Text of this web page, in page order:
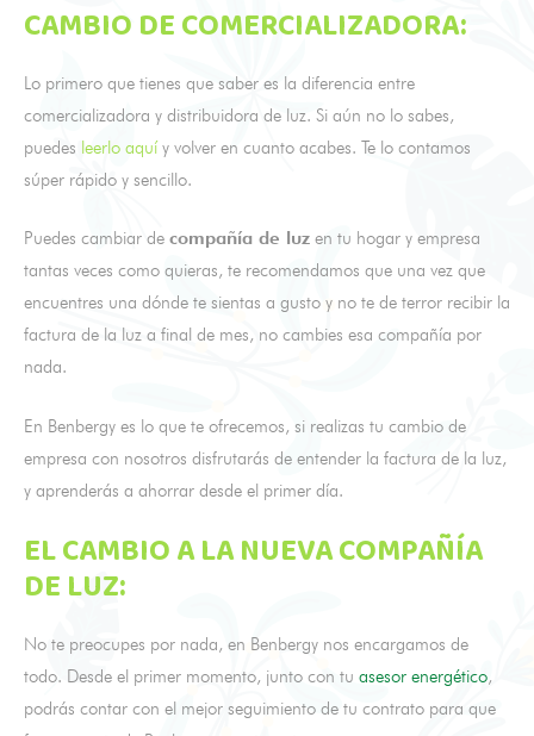
CAMBIO DE COMERCIALIZADORA:
Lo primero que tienes que saber es la diferencia entre
comercializadora y distribuidora de luz. Si aún no lo sabes,
puedes leerlo aquíy volver en cuanto acabes. Te lo contamos
súper rápido y sencillo.
Puedes cambiar de compañía de luz en tu hogar y empresa
tantas veces como quieras, te recomendamos que una vez que
encuentres una dónde te sientas a gusto y no te de terror recibir la
factura de la luz a final de mes, no cambies esa compañía por
nada.
En Benbergy es lo que te ofrecemos, si realizas tu cambio de
empresa con nosotros disfrutarás de entender la factura de la luz,
y aprenderás a ahorrar desde el primer día.
EL CAMBIO A LA NUEVA COMPAÑÍA
DE LUZ:
No te preocupes por nada, en Benbergy nos encargamos de
todo. Desde el primer momento, junto con tu asesor energético,
podrás contar con el mejor seguimiento de tu contrato para que